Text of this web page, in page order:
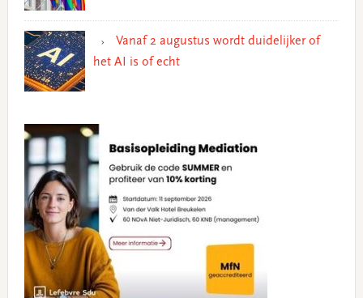
Vanaf 2 augustus wordt duidelijker of
het AI is of echt